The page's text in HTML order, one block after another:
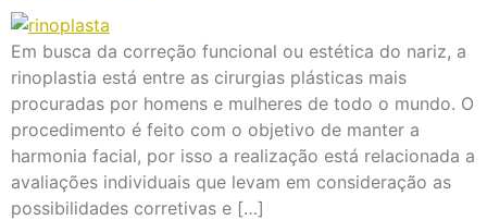
Em busca da correção funcional ou estética do nariz, a
rinoplastia está entre as cirurgias plásticas mais
procuradas por homens e mulheres de todo o mundo. O
procedimento é feito com o objetivo de manter a
harmonia facial, por isso a realização está relacionada a
avaliações individuais que levam em consideração as
possibilidades corretivas e […]